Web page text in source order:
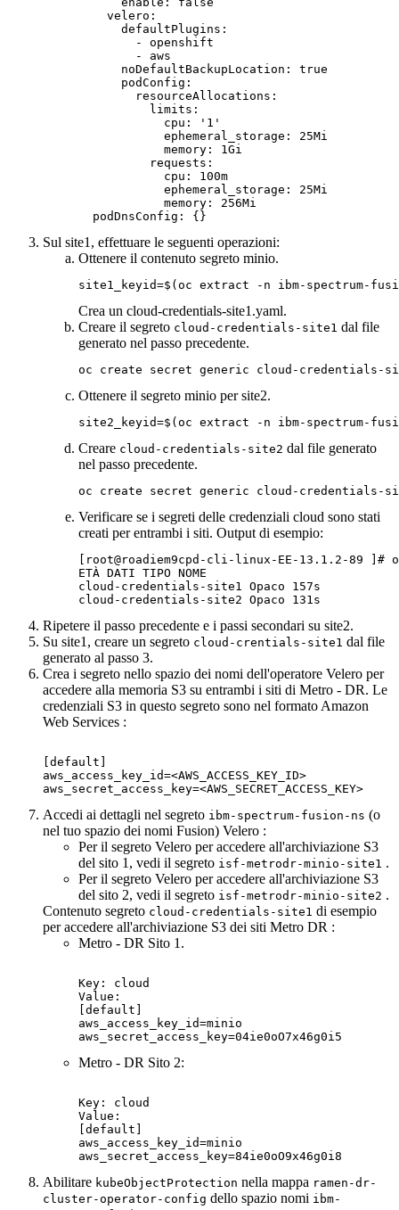
    velero:
      defaultPlugins:
        - openshift
        - aws
      noDefaultBackupLocation: true
      podConfig:
        resourceAllocations:
          limits:
            cpu: '1'
            ephemeral_storage: 25Mi
            memory: 1Gi
          requests:
            cpu: 100m
            ephemeral_storage: 25Mi
            memory: 256Mi
  podDnsConfig: {}
Sul site1, effettuare le seguenti operazioni:
Ottenere il contenuto segreto minio.
site1_keyid=$(oc extract -n ibm-spectrum-
Crea un cloud-credentials-site1.yaml.
Creare il segreto cloud-credentials-site1 dal file
generato nel passo precedente.
oc create secret generic cloud-credentials-
Ottenere il segreto minio per site2.
site2_keyid=$(oc extract -n ibm-spectrum-
Creare cloud-credentials-site2 dal file generato
nel passo precedente.
oc create secret generic cloud-credentials-
Verificare se i segreti delle credenziali cloud sono stati
creati per entrambi i siti. Output di esempio:
[root@roadiem9cpd-cli-linux-EE-13.1.2-89 ]#
ETÀ DATI TIPO NOME
cloud-credentials-site1 Opaco 157s
cloud-credentials-site2 Opaco 131s
Ripetere il passo precedente e i passi secondari su site2.
Su site1, creare un segreto cloud-crentials-site1 dal file
generato al passo 3.
Crea i segreto nello spazio dei nomi dell'operatore Velero per
accedere alla memoria S3 su entrambi i siti di Metro - DR. Le
credenziali S3 in questo segreto sono nel formato Amazon
Web Services :
[default]
aws_access_key_id=<AWS_ACCESS_KEY_ID>
aws_secret_access_key=<AWS_SECRET_ACCESS_KEY>
Accedi ai dettagli nel segreto ibm-spectrum-fusion-ns (o
nel tuo spazio dei nomi Fusion) Velero :
Per il segreto Velero per accedere all'archiviazione S3
del sito 1, vedi il segreto isf-metrodr-minio-site1 .
Per il segreto Velero per accedere all'archiviazione S3
del sito 2, vedi il segreto isf-metrodr-minio-site2 .
Contenuto segreto cloud-credentials-site1 di esempio
per accedere all'archiviazione S3 dei siti Metro DR :
Metro - DR Sito 1.
Key: cloud
Value:
[default]
aws_access_key_id=minio
aws_secret_access_key=04ie0oO7x46g0i5
Metro - DR Sito 2:
Key: cloud
Value:
[default]
aws_access_key_id=minio
aws_secret_access_key=84ie0oO9x46g0i8
Abilitare kubeObjectProtection nella mappa ramen-dr-
cluster-operator-config dello spazio nomi ibm-